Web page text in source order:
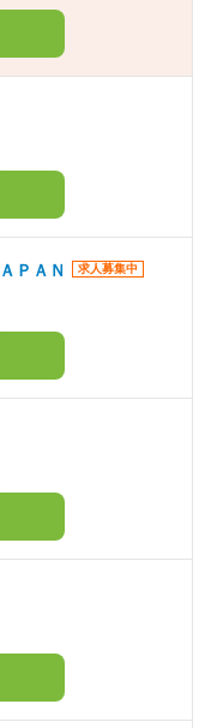
ＰＡＮ 求人募集中